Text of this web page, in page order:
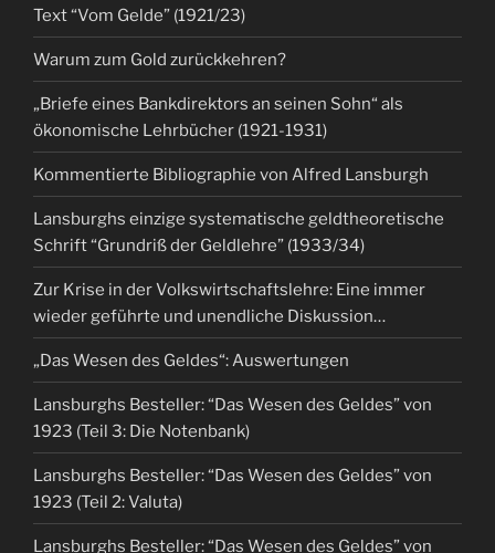
Text “Vom Gelde” (1921/23)
Warum zum Gold zurückkehren?
„Briefe eines Bankdirektors an seinen Sohn“ als
ökonomische Lehrbücher (1921-1931)
Kommentierte Bibliographie von Alfred Lansburgh
Lansburghs einzige systematische geldtheoretische
Schrift “Grundriß der Geldlehre” (1933/34)
Zur Krise in der Volkswirtschaftslehre: Eine immer
wieder geführte und unendliche Diskussion…
„Das Wesen des Geldes“: Auswertungen
Lansburghs Besteller: “Das Wesen des Geldes” von
1923 (Teil 3: Die Notenbank)
Lansburghs Besteller: “Das Wesen des Geldes” von
1923 (Teil 2: Valuta)
Lansburghs Besteller: “Das Wesen des Geldes” von